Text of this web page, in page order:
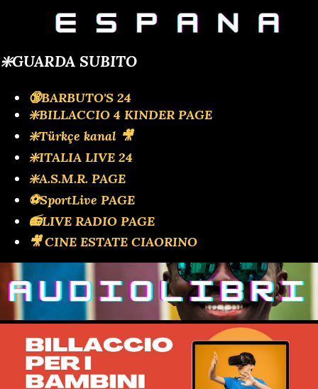
❇️GUARDA SUBITO
🔞BARBUTO'S 24
❇️BILLACCIO 4 KINDER PAGE
❇️Türkçe kanal 🎥
❇️ITALIA LIVE 24
❇️A.S.M.R. PAGE
⚽SportLive PAGE
📻LIVE RADIO PAGE
🎥 CINE ESTATE CIAORINO